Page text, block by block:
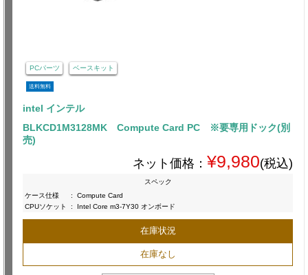
PCパーツ ベースキット
送料無料
intel インテル
BLKCD1M3128MK Compute Card PC ※要専用ドック(別
売)
ネット価格： ¥9,980(税込)
スペック
ケース仕様
:
Compute Card
CPUソケット
: Intel Core m3-7Y30 オンボード
在庫状況
在庫なし